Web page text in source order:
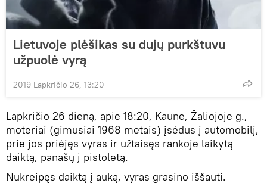
Lietuvoje plėšikas su dujų purkštuvu
užpuolė vyrą
2019 Lapkričio 26, 13:20
Lapkričio 26 dieną, apie 18:20, Kaune, Žaliojoje g.,
moteriai (gimusiai 1968 metais) įsėdus į automobilį,
prie jos priėjęs vyras ir užtaisęs rankoje laikytą
daiktą, panašų į pistoletą.
Nukreipęs daiktą į auką, vyras grasino iššauti.